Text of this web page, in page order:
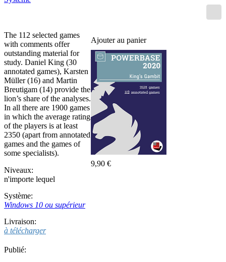
Ajouter au panier
9,90 €
The 112 selected games
with comments offer
outstanding material for
study. Daniel King (30
annotated games), Karsten
Müller (16) and Martin
Breutigam (14) provide the
lion’s share of the analyses.
In all there are 1900 games
in which the average rating
of the players is at least
2350 (apart from annotated
games and the games of
some specialists).
Niveaux:
n'importe lequel
Système:
Windows 10 ou supérieur
Livraison:
à télécharger
Publié: